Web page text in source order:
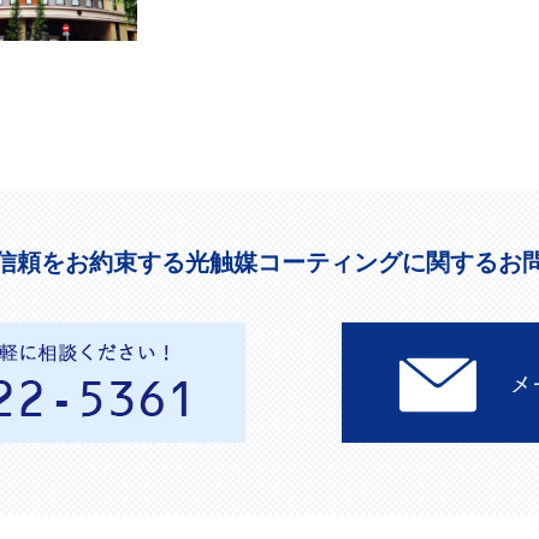
頼をお約束する光触媒コーティングに関するお